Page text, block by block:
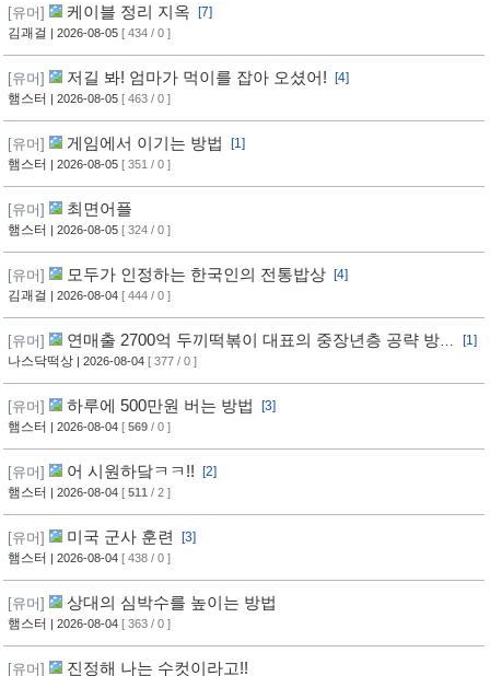
[유머] 케이블 정리 지옥
[7]
김괘걸 | 2026-08-05 [ 434 / 0 ]
[유머] 저길 봐! 엄마가 먹이를 잡아 오셨어!
[4]
햄스터 | 2026-08-05 [ 463 / 0 ]
[유머] 게임에서 이기는 방법
[1]
햄스터 | 2026-08-05 [ 351 / 0 ]
[유머] 최면어플
햄스터 | 2026-08-05 [ 324 / 0 ]
[유머] 모두가 인정하는 한국인의 전통밥상
[4]
김괘걸 | 2026-08-04 [ 444 / 0 ]
[유머]
연매출 2700억 두끼떡볶이 대표의 중장년층 공략 방
법
[1]
나스닥떡상 | 2026-08-04 [ 377 / 0 ]
[유머] 하루에 500만원 버는 방법
[3]
햄스터 | 2026-08-04 [ 569 / 0 ]
[유머] 어 시원하닼ㅋㅋ!!
[2]
햄스터 | 2026-08-04 [ 511 / 2 ]
[유머] 미국 군사 훈련
[3]
햄스터 | 2026-08-04 [ 438 / 0 ]
[유머] 상대의 심박수를 높이는 방법
햄스터 | 2026-08-04 [ 363 / 0 ]
[유머] 진정해 나는 수컷이라고!!